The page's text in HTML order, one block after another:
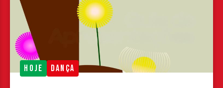
HOJE DANÇA